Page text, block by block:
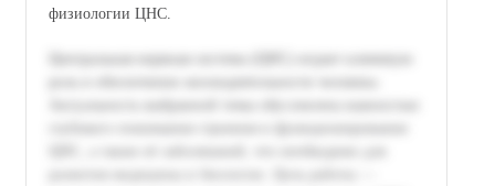
физиологии ЦНС.